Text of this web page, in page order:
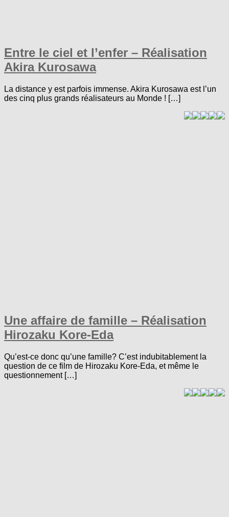
Entre le ciel et l’enfer – Réalisation
Akira Kurosawa
La distance y est parfois immense. Akira Kurosawa est l’un
des cinq plus grands réalisateurs au Monde ! […]
Une affaire de famille – Réalisation
Hirozaku Kore-Eda
Qu’est-ce donc qu’une famille? C’est indubitablement la
question de ce film de Hirozaku Kore-Eda, et même le
questionnement […]